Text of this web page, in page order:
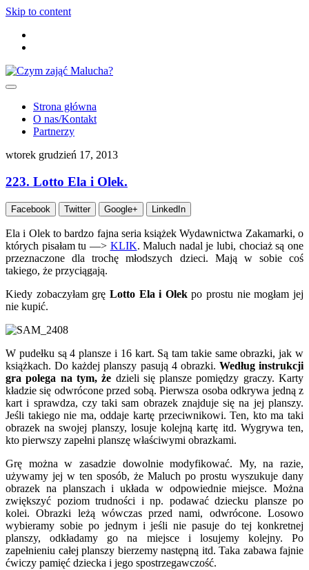
Skip to content
Strona główna
O nas/Kontakt
Partnerzy
wtorek grudzień 17, 2013
223. Lotto Ela i Olek.
Facebook Twitter Google+ LinkedIn
Ela i Olek to bardzo fajna seria książek Wydawnictwa Zakamarki, o
których pisałam tu —> KLIK. Maluch nadal je lubi, chociaż są one
przeznaczone dla trochę młodszych dzieci. Mają w sobie coś
takiego, że przyciągają.
Kiedy zobaczyłam grę Lotto Ela i Olekpo prostu nie mogłam jej
nie kupić.
W pudełku są 4 plansze i 16 kart. Są tam takie same obrazki, jak w
książkach. Do każdej planszy pasują 4 obrazki. Według instrukcji
gra polega na tym, że dzieli się plansze pomiędzy graczy. Karty
kładzie się odwrócone przed sobą. Pierwsza osoba odkrywa jedną z
kart i sprawdza, czy taki sam obrazek znajduje się na jej planszy.
Jeśli takiego nie ma, oddaje kartę przeciwnikowi. Ten, kto ma taki
obrazek na swojej planszy, losuje kolejną kartę itd. Wygrywa ten,
kto pierwszy zapełni planszę właściwymi obrazkami.
Grę można w zasadzie dowolnie modyfikować. My, na razie,
używamy jej w ten sposób, że Maluch po prostu wyszukuje dany
obrazek na planszach i układa w odpowiednie miejsce. Można
zwiększyć poziom trudności i np. podawać dziecku plansze po
kolei. Obrazki leżą wówczas przed nami, odwrócone. Losowo
wybieramy sobie po jednym i jeśli nie pasuje do tej konkretnej
planszy, odkładamy go na miejsce i losujemy kolejny. Po
zapełnieniu całej planszy bierzemy następną itd. Taka zabawa fajnie
ćwiczy pamięć dziecka i jego spostrzegawczość.